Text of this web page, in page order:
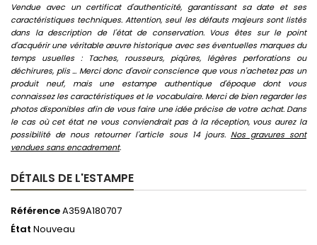
Vendue avec un certificat d'authenticité, garantissant sa date et ses
caractéristiques techniques. Attention, seul les défauts majeurs sont listés
dans la description de l'état de conservation. Vous êtes sur le point
d'acquérir une véritable œuvre historique avec ses éventuelles marques du
temps usuelles : Taches, rousseurs, piqûres, légères perforations ou
déchirures, plis ... Merci donc d'avoir conscience que vous n'achetez pas un
produit neuf, mais une estampe authentique d'époque dont vous
connaissez les caractéristiques et le vocabulaire. Merci de bien regarder les
photos disponibles afin de vous faire une idée précise de votre achat. Dans
le cas où cet état ne vous conviendrait pas à la réception, vous aurez la
possibilité de nous retourner l'article sous 14 jours. Nos gravures sont
vendues sans encadrement.
DÉTAILS DE L'ESTAMPE
RéférenceA359A180707
État Nouveau